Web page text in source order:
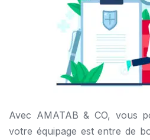
Avec AMATAB & CO, vous
votre équipage est entre de